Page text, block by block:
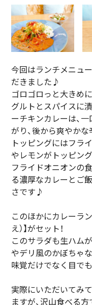
今回はランチメニュ
だきました♪
ゴロゴロっと大きめ
グルトとスパイスに
ーチキンカレーは、
がり、後から爽やかな
トッピングにはフラ
やレモンがトッピング
フライドオニオンの
る濃厚なカレーとご
さです♪
このほかにカレーラ
え）】がセット！
このサラダも生ハム
やデリ風のかぼちゃな
味覚だけでなく目で
実際にいただいてみ
ますが、沢山食べる